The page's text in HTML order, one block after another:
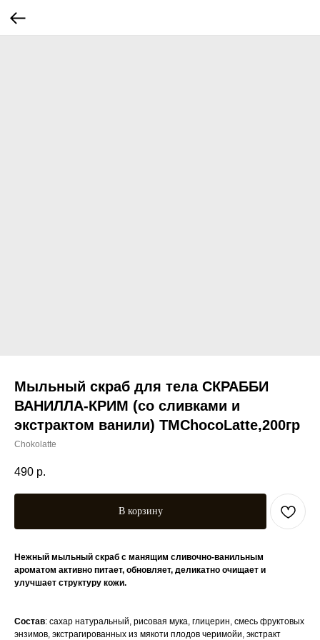
Мыльный скраб для тела СКРАББИ
ВАНИЛЛА-КРИМ (со сливками и
экстрактом ванили) ТМChocoLatte,200гр
Chokolatte
490 р.
В корзину
Нежный мыльный скраб с манящим сливочно-ванильным
ароматом активно питает, обновляет, деликатно очищает и
улучшает структуру кожи.
Состав: сахар натуральный, рисовая мука, глицерин, смeсь фруктoвых
энзимoв, экстрагировaнных из мякoти плодoв черимoйи, экстракт